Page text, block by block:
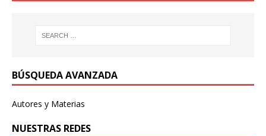
BÚSQUEDA AVANZADA
Autores y Materias
NUESTRAS REDES